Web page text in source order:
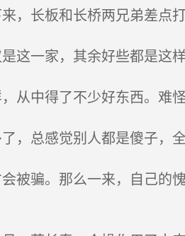
，长板和长桥两兄弟差点
这一家，其余好些都是这样
从中得了不少好东西。难
，总感觉别人都是傻子，全
被骗。那么一来，自己的